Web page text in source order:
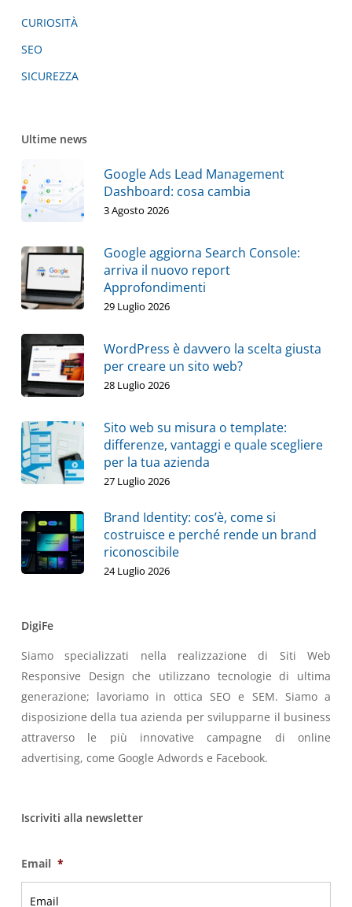
CURIOSITÀ
SEO
SICUREZZA
Ultime news
Google Ads Lead Management
Dashboard: cosa cambia
3 Agosto 2026
Google aggiorna Search Console:
arriva il nuovo report
Approfondimenti
29 Luglio 2026
WordPress è davvero la scelta giusta
per creare un sito web?
28 Luglio 2026
Sito web su misura o template:
differenze, vantaggi e quale scegliere
per la tua azienda
27 Luglio 2026
Brand Identity: cos’è, come si
costruisce e perché rende un brand
riconoscibile
24 Luglio 2026
DigiFe
Siamo specializzati nella realizzazione di Siti Web
Responsive Design che utilizzano tecnologie di ultima
generazione; lavoriamo in ottica SEO e SEM. Siamo a
disposizione della tua azienda per svilupparne il business
attraverso le più innovative campagne di online
advertising, come Google Adwords e Facebook.
Iscriviti alla newsletter
Email *